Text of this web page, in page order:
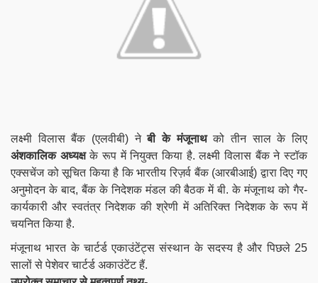
लक्ष्मी विलास बैंक (एलवीबी) नेबी के मंजूनाथको तीन साल के लिए
अंशकालिक अध्यक्षके रूप में नियुक्त किया है. लक्ष्मी विलास बैंक ने स्टॉक
एक्सचेंज को सूचित किया है कि भारतीय रिज़र्व बैंक (आरबीआई) द्वारा दिए गए
अनुमोदन के बाद, बैंक के निदेशक मंडल की बैठक में बी. के मंजूनाथ को गैर-
कार्यकारी और स्वतंत्र निदेशक की श्रेणी में अतिरिक्त निदेशक के रूप में
चयनित किया है.
मंजूनाथ भारत के चार्टर्ड एकाउंटेंट्स संस्थान के सदस्य है और पिछले 25
सालों से पेशेवर चार्टर्ड अकाउंटेंट हैं.